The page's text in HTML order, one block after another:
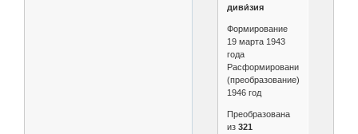
диви́зия
Формирование
19 марта 1943
года
Расформирование
(преобразование)
1946 год
Преобразована
из 321